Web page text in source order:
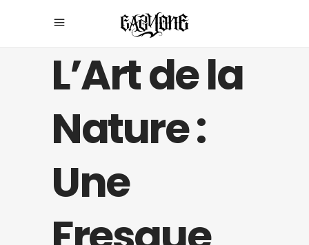
L’Art de la
Nature :
Une